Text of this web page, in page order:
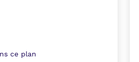
ce plan